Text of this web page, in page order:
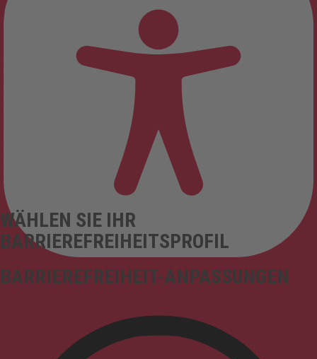
BARRIEREFREIHEIT-ANPASSUNGEN
WÄHLEN SIE IHR
BARRIEREFREIHEITSPROFIL